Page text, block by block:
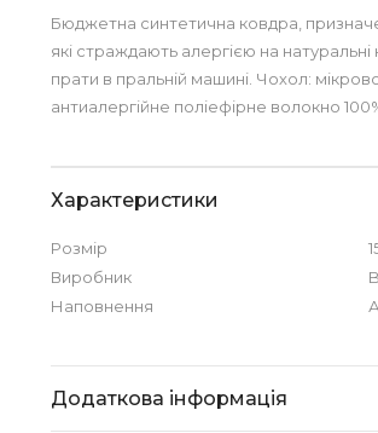
Бюджетна синтетична ковдра,
які страждають алергією на
прати в пральній машині. Чохол:
антиалергійне поліефірне волокно
Характеристики
Розмір
Виробник
Наповнення
Додаткова інформація